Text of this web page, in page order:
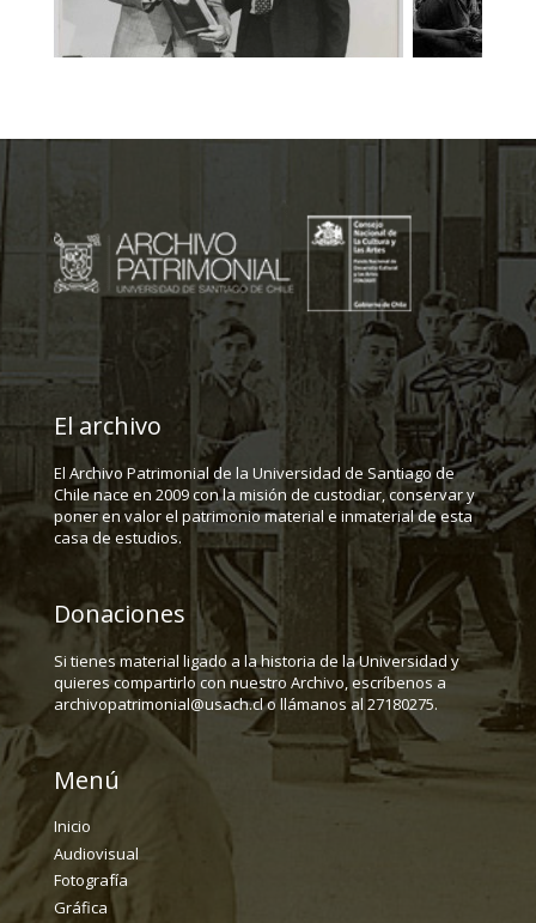
El archivo
El Archivo Patrimonial de la Universidad de Santiago de
Chile nace en 2009 con la misión de custodiar, conservar y
poner en valor el patrimonio material e inmaterial de esta
casa de estudios.
Donaciones
Si tienes material ligado a la historia de la Universidad y
quieres compartirlo con nuestro Archivo, escríbenos a
archivopatrimonial@usach.cl o llámanos al 27180275.
Menú
Inicio
Audiovisual
Fotografía
Gráfica